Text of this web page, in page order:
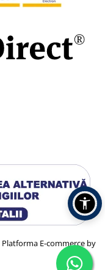
Platforma E-commerce by